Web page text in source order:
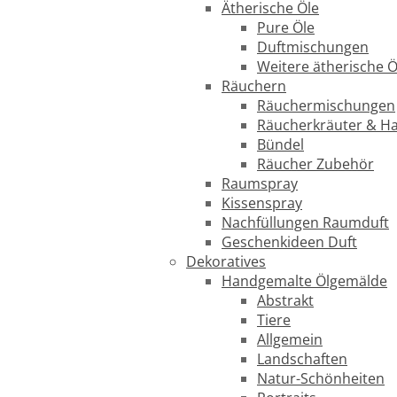
Ätherische Öle
Pure Öle
Duftmischungen
Weitere ätherische
Räuchern
Räuchermischungen
Räucherkräuter &
Bündel
Räucher Zubehör
Raumspray
Kissenspray
Nachfüllungen Raumduft
Geschenkideen Duft
Dekoratives
Handgemalte Ölgemälde
Abstrakt
Tiere
Allgemein
Landschaften
Natur-Schönheiten